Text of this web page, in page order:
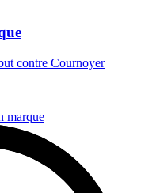
contre Cournoyer